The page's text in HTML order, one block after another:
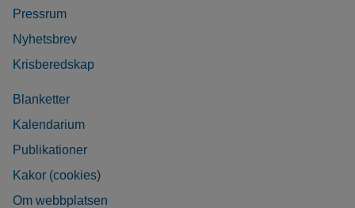
Pressrum
Nyhetsbrev
Krisberedskap
Blanketter
Kalendarium
Publikationer
Kakor (cookies)
Om webbplatsen